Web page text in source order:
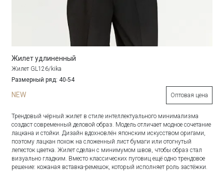
Жилет удлиненный
Жилет GL126/kika
Размерный ряд: 40-54
NEW Оптовая цена
Трендовый чёрный жилет в стиле интеллектуального минимализма
создаст современный деловой образ. Модель отличает модное сочетание
лацкана и стойки. Дизайн вдохновлён японским искусством оригами,
поэтому лацкан похож на сложенный лист бумаги или отогнутый
лепесток цветка. Жилет сделан с минимумом швов, чтобы образ стал
визуально гладким. Вместо классических пуговиц ещё одно трендовое
решение: кожаная вставка-ремешок, который исполняет роль застёжки.